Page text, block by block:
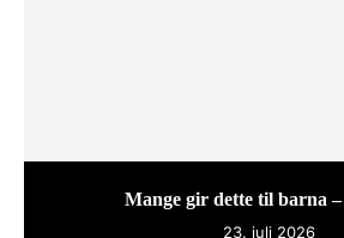
Mange gir dette til barna
23. juli 2026